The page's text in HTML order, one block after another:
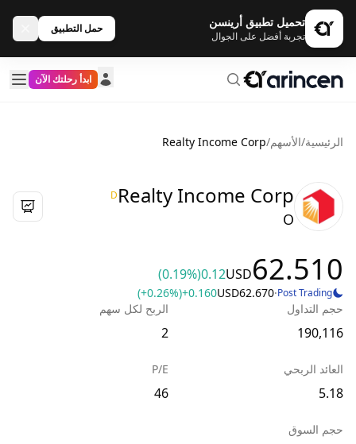
تحميل تطبيق أرينسن
تجربة أفضل على الجوال
حمل التطبيق
ابدأ رحلتك الآن
الرئيسية/الأسهم/
Realty Income Corp
Realty Income Corp
D
O
62.510
USD
0.12
(0.19%)
Post Trading
·
62.670
USD
+0.160
(+0.26%)
حجم التداول
190,116
الربح لكل سهم
2
العائد الربحي
5.18
P/E
46
حجم السوق